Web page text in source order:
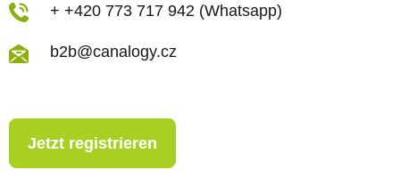
i
+ +420 773 717 942 (Whatsapp)
b2b@canalogy.cz
Jetzt registrieren